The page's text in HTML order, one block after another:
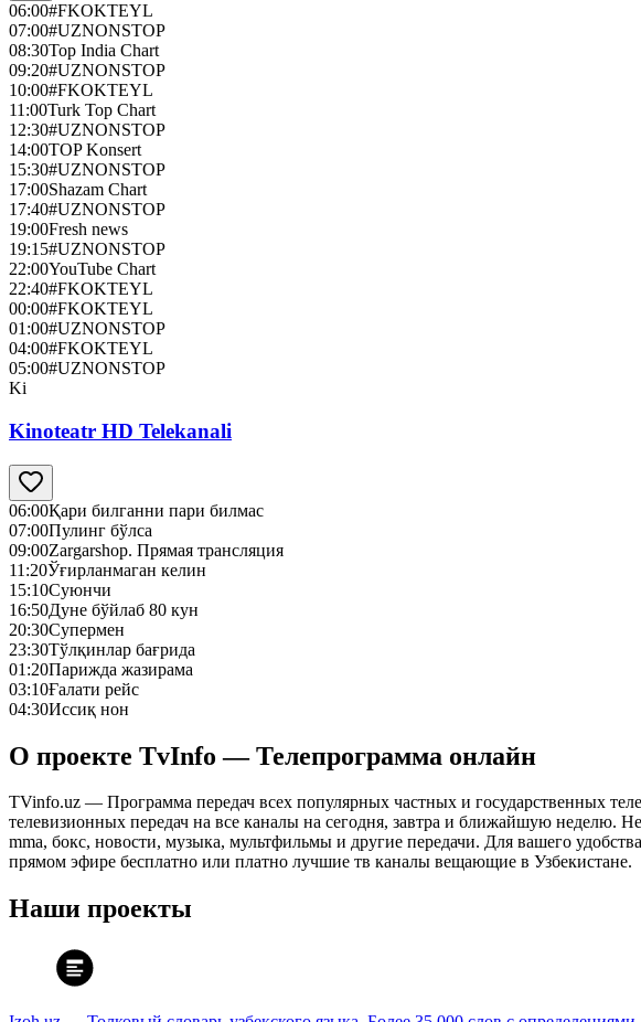
06:00#FKOKTEYL
07:00#UZNONSTOP
08:30Top India Chart
09:20#UZNONSTOP
10:00#FKOKTEYL
11:00Turk Top Chart
12:30#UZNONSTOP
14:00TOP Konsert
15:30#UZNONSTOP
17:00Shazam Chart
17:40#UZNONSTOP
19:00Fresh news
19:15#UZNONSTOP
22:00YouTube Chart
22:40#FKOKTEYL
00:00#FKOKTEYL
01:00#UZNONSTOP
04:00#FKOKTEYL
05:00#UZNONSTOP
Ki
Kinoteatr HD Telekanali
06:00Қари билганни пари билмас
07:00Пулинг бўлса
09:00Zargarshop. Прямая трансляция
11:20Ўғирланмаган келин
15:10Суюнчи
16:50Дуне бўйлаб 80 кун
20:30Супермен
23:30Тўлқинлар бағрида
01:20Парижда жазирама
03:10Ғалати рейс
04:30Иссиқ нон
О проекте TvInfo — Телепрограмма онлайн
TVinfo.uz — Программа передач всех популярных частных и государственных
телевизионных передач на все каналы на сегодня, завтра и ближайшую неделю.
mma, бокс, новости, музыка, мультфильмы и другие передачи. Для вашего
прямом эфире бесплатно или платно лучшие тв каналы вещающие в Узбекистане.
Наши проекты